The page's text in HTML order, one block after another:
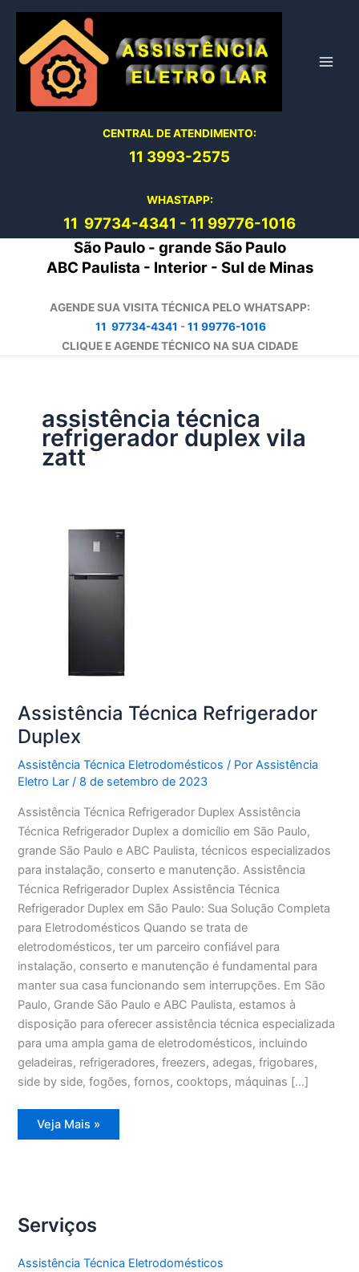
conteúdo
CENTRAL DE ATENDIMENTO:
11 3993-2575
WHASTAPP:
11 97734-4341 - 11 99776-1016
São Paulo - grande São Paulo
ABC Paulista - Interior - Sul de Minas
AGENDE SUA VISITA TÉCNICA PELO WHATSAPP:
11 97734-4341 -11 99776-1016
CLIQUE E AGENDE TÉCNICO NA SUA CIDADE
assistência técnica
refrigerador duplex vila
zatt
Assistência Técnica Refrigerador
Duplex
Assistência Técnica Eletrodomésticos / PorAssistência
Eletro Lar/ 8 de setembro de 2023
Assistência Técnica Refrigerador Duplex Assistência
Técnica Refrigerador Duplex a domicílio em São Paulo,
grande São Paulo e ABC Paulista, técnicos especializados
para instalação, conserto e manutenção. Assistência
Técnica Refrigerador Duplex Assistência Técnica
Refrigerador Duplex em São Paulo: Sua Solução Completa
para Eletrodomésticos Quando se trata de
eletrodomésticos, ter um parceiro confiável para
instalação, conserto e manutenção é fundamental para
manter sua casa funcionando sem interrupções. Em São
Paulo, Grande São Paulo e ABC Paulista, estamos à
disposição para oferecer assistência técnica especializada
para uma ampla gama de eletrodomésticos, incluindo
geladeiras, refrigeradores, freezers, adegas, frigobares,
side by side, fogões, fornos, cooktops, máquinas […]
Assistência
Técnica
Veja Mais »
Serviços
Assistência Técnica Eletrodomésticos